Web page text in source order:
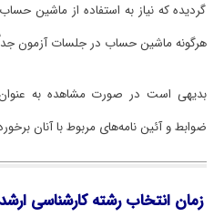
ﮔﺮدﻳﺪه ﻛﻪ ﻧﻴﺎز ﺑﻪ اﺳﺘﻔﺎده از ﻣﺎﺷﻴﻦ
ﻫﺮﮔﻮﻧﻪ ﻣﺎﺷﻴﻦ ﺣﺴﺎب در ﺟﻠﺴﺎت آزﻣﻮن
بدیهی اﺳﺖ در ﺻﻮرت ﻣﺸﺎﻫﺪه ﺑﻪ
ﺿﻮاﺑﻂ و آﺋﻴﻦ ﻧﺎﻣﻪﻫﺎی ﻣﺮﺑﻮط ﺑﺎ آﻧﺎن
زمان اﻧﺘﺨﺎب رﺷﺘﻪ کارشناسی ارشد ۹۸